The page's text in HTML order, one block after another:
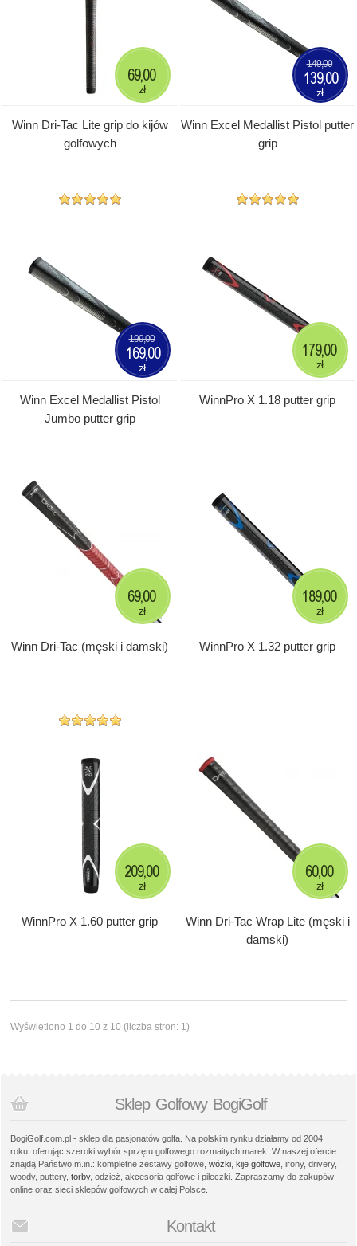
Winn Dri-Tac Lite grip do kijów
golfowych
69,00
zł
Winn Excel Medallist Pistol putter
grip
149,00
139,00
zł
Winn Excel Medallist Pistol
Jumbo putter grip
199,00
169,00
zł
WinnPro X 1.18 putter grip
179,00
zł
Winn Dri-Tac (męski i damski)
69,00
zł
WinnPro X 1.32 putter grip
189,00
zł
WinnPro X 1.60 putter grip
209,00
zł
Winn Dri-Tac Wrap Lite (męski i
damski)
60,00
zł
Wyświetlono 1 do 10 z 10 (liczba stron: 1)
Sklep Golfowy BogiGolf
BogiGolf.com.pl - sklep dla pasjonatów golfa. Na polskim rynku działamy od 2004
roku, oferując szeroki wybór sprzętu golfowego rozmaitych marek. W naszej ofercie
znajdą Państwo m.in.: kompletne zestawy golfowe, wózki kije golfowe , irony, drivery,
woody, puttery, torby, odzież, akcesoria golfowe i piłeczki. Zapraszamy do zakupów
online oraz sieci sklepów golfowych w całej Polsce.
Kontakt